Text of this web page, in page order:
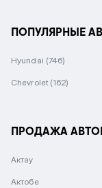
ПОПУЛЯРНЫЕ
Hyundai (746)
Chevrolet (162)
ПРОДАЖА
Актау
Актобе